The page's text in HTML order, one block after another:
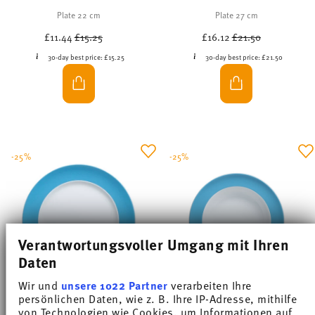
Verantwortungsvoller Umgang mit Ihren
Daten
Wir und unsere 1022 Partnerverarbeiten Ihre
persönlichen Daten, wie z. B. Ihre IP-Adresse, mithilfe
von Technologien wie Cookies, um Informationen auf
Plate 22 cm
£11.44Price reduced from
£15.25to
30-day best price:£15.25
Plate 27 cm
£16.12Price reduced from
£21.50
30-day best price:£21.50
SUNNY DAY WATERBLUE
-25%
SUNNY DAY WATERBLUE
-25%